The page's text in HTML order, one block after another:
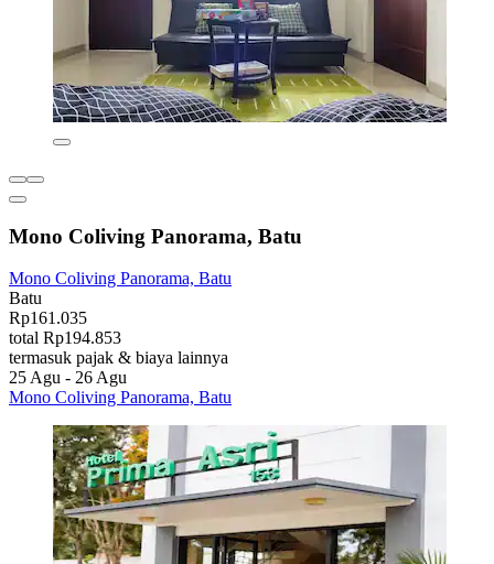
Mono Coliving Panorama, Batu
Mono Coliving Panorama, Batu
Batu
Rp161.035
total Rp194.853
termasuk pajak & biaya lainnya
25 Agu - 26 Agu
Mono Coliving Panorama, Batu